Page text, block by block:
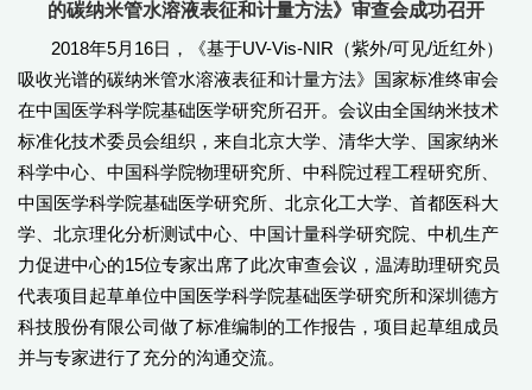
的碳纳米管水溶液表征和计量方法》审查会成功召开
2018年5月16日，《基于UV-Vis-NIR（紫外/可见/近红外）
吸收光谱的碳纳米管水溶液表征和计量方法》国家标准终审会
在中国医学科学院基础医学研究所召开。会议由全国纳米技术
标准化技术委员会组织，来自北京大学、清华大学、国家纳米
科学中心、中国科学院物理研究所、中科院过程工程研究所、
中国医学科学院基础医学研究所、北京化工大学、首都医科大
学、北京理化分析测试中心、中国计量科学研究院、中机生产
力促进中心的15位专家出席了此次审查会议，温涛助理研究员
代表项目起草单位中国医学科学院基础医学研究所和深圳德方
科技股份有限公司做了标准编制的工作报告，项目起草组成员
并与专家进行了充分的沟通交流。